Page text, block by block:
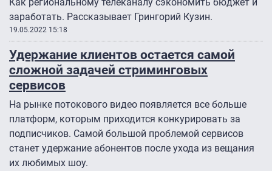
Как региональному телеканалу сэкономить бюджет и
заработать. Рассказывает Грингорий Кузин.
19.05.2022 15:18
Удержание клиентов остается самой
сложной задачей стриминговых
сервисов
На рынке потокового видео появляется все больше
платформ, которым приходится конкурировать за
подписчиков. Самой большой проблемой сервисов
станет удержание абонентов после ухода из вещания
их любимых шоу.